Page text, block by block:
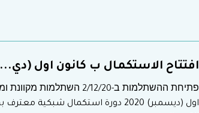
افتتاح الاستكمال ب كانون اول (دي...